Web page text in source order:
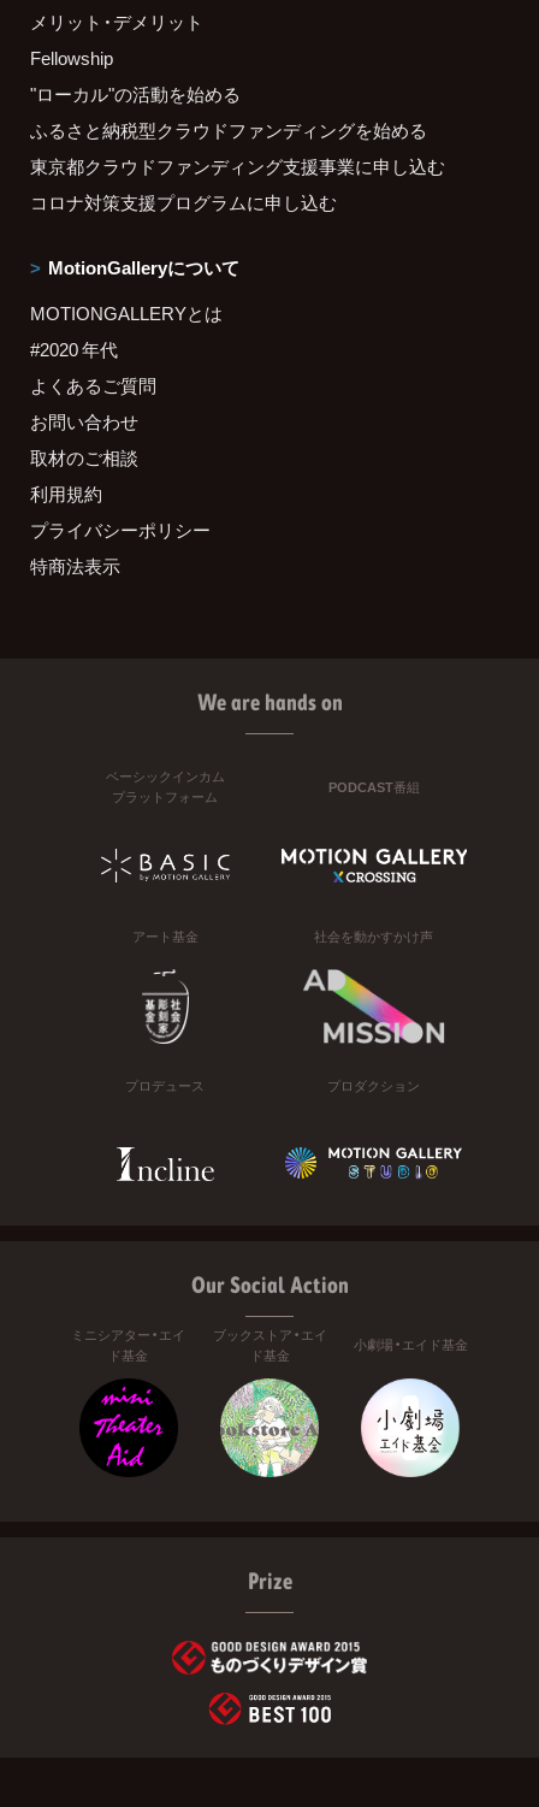
メリット・デメリット
Fellowship
"ローカル"の活動を始める
ふるさと納税型クラウドファンディングを始める
東京都クラウドファンディング支援事業に申し込む
コロナ対策支援プログラムに申し込む
MotionGalleryについて
MOTIONGALLERYとは
#2020 年代
よくあるご質問
お問い合わせ
取材のご相談
利用規約
プライバシーポリシー
特商法表示
We are hands on
ベーシックインカム
プラットフォーム
PODCAST番組
アート基金 社会を動かすかけ声
プロデュース プロダクション
Our Social Action
ミニシアター・エイ
ド基金
ブックストア・エイ
ド基金
小劇場・エイド基金
Prize